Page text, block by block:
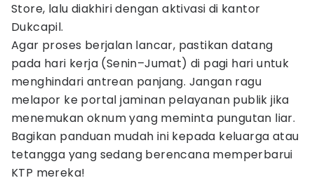
Store, lalu diakhiri dengan aktivasi di kantor
Dukcapil.
Agar proses berjalan lancar, pastikan datang
pada hari kerja (Senin–Jumat) di pagi hari untuk
menghindari antrean panjang. Jangan ragu
melapor ke portal jaminan pelayanan publik jika
menemukan oknum yang meminta pungutan liar.
Bagikan panduan mudah ini kepada keluarga atau
tetangga yang sedang berencana memperbarui
KTP mereka!